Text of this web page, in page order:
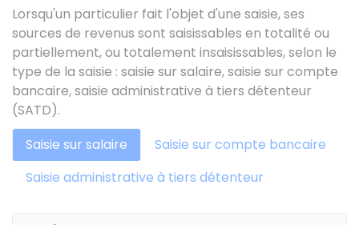
Lorsqu'un particulier fait l'objet d'une saisie, ses
sources de revenus sont saisissables en totalité ou
partiellement, ou totalement insaisissables, selon le
type de la saisie : saisie sur salaire, saisie sur compte
bancaire, saisie administrative à tiers détenteur
(SATD).
Saisie sur salaire
Saisie sur compte bancaire
Saisie administrative à tiers détenteur